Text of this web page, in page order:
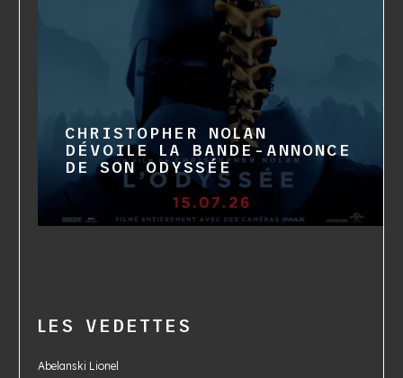
CHRISTOPHER NOLAN
DÉVOILE LA BANDE-ANNONCE
DE SON ODYSSÉE
LES VEDETTES
Abelanski Lionel